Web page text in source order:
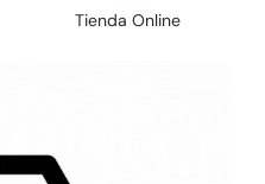
Tienda Online